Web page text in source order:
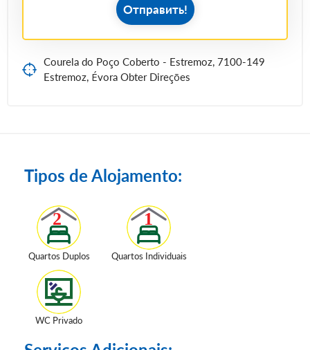
Отправить!
Courela do Poço Coberto - Estremoz, 7100-149
Estremoz, Évora Obter Direções
Tipos de Alojamento:
Quartos Duplos Quartos Individuais
WC Privado